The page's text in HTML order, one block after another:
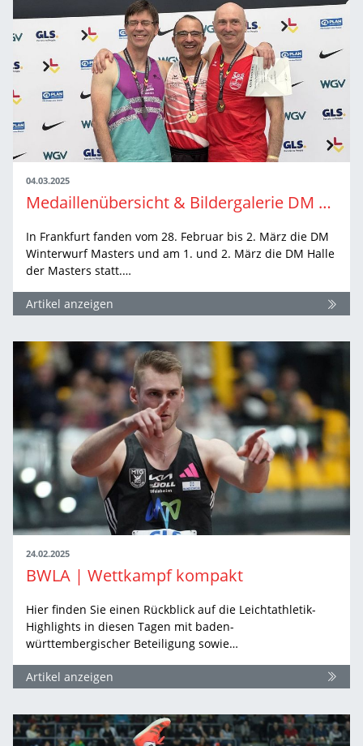
04.03.2025
Medaillenübersicht & Bildergalerie DM Halle Masters & DM Winterwurf Masters
In Frankfurt fanden vom 28. Februar bis 2. März die DM
Winterwurf Masters und am 1. und 2. März die DM Halle
der Masters statt.…
Artikel anzeigen
24.02.2025
BWLA | Wettkampf kompakt
Hier finden Sie einen Rückblick auf die Leichtathletik-
Highlights in diesen Tagen mit baden-
württembergischer Beteiligung sowie…
Artikel anzeigen